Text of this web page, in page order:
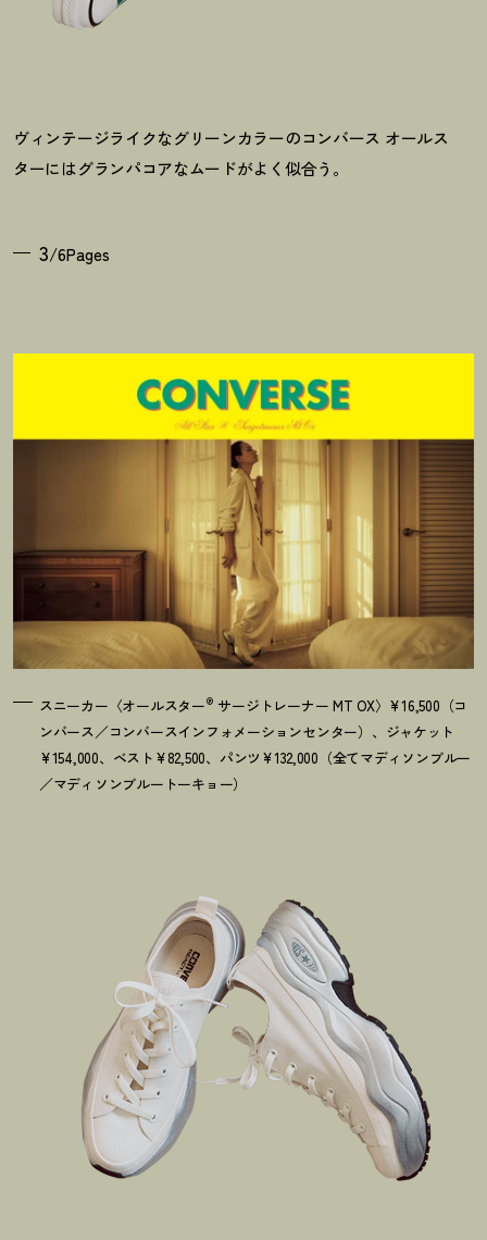
ヴィンテージライクなグリーンカラーのコンバース オールス
ターにはグランパコアなムードがよく似合う。
3/6Pages
スニーカー〈オールスター® サージトレーナー MT OX〉¥16,500（コ
ンバース／コンバースインフォメーションセンター）、ジャケット
¥154,000、ベスト¥82,500、パンツ¥132,000（全てマディソンブルー
／マディソンブルートーキョー）